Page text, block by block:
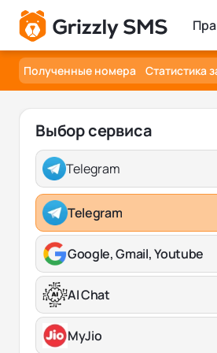
Полученные номера Статистика
Выбор сервиса
Telegram
Telegram
Google, Gmail, Youtube
AI Chat
MyJio